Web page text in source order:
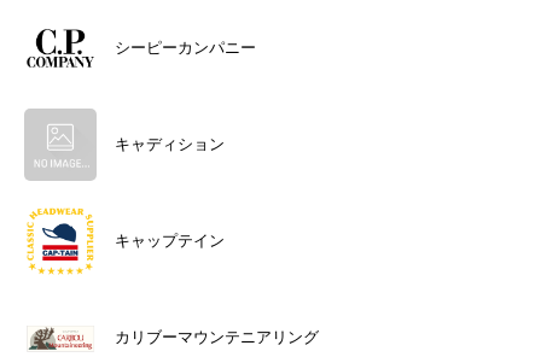
シーピーカンパニー
キャディション
キャップテイン
カリブーマウンテニアリング